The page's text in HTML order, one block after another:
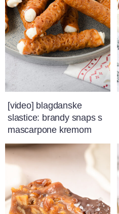
[video] blagdanske
slastice: brandy snaps s
mascarpone kremom